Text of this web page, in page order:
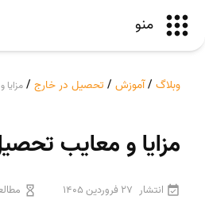
منو
وبلاگ /آموزش / تحصیل در خارج /
مزایا و معایب
انتشار 27 فروردین 1405